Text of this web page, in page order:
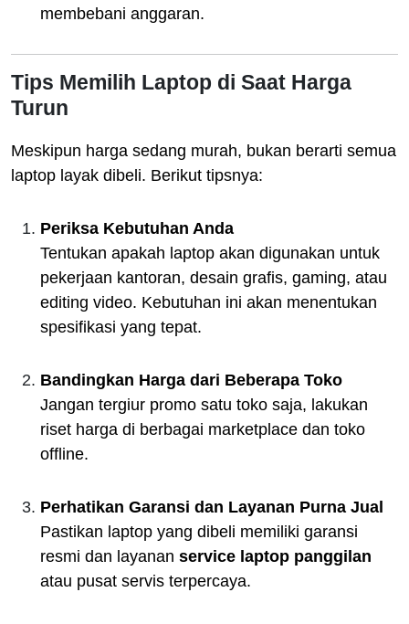
membebani anggaran.
Tips Memilih Laptop di Saat Harga
Turun
Meskipun harga sedang murah, bukan berarti semua
laptop layak dibeli. Berikut tipsnya:
Periksa Kebutuhan Anda
Tentukan apakah laptop akan digunakan untuk
pekerjaan kantoran, desain grafis, gaming, atau
editing video. Kebutuhan ini akan menentukan
spesifikasi yang tepat.
Bandingkan Harga dari Beberapa Toko
Jangan tergiur promo satu toko saja, lakukan
riset harga di berbagai marketplace dan toko
offline.
Perhatikan Garansi dan Layanan Purna Jual
Pastikan laptop yang dibeli memiliki garansi
resmi dan layanan service laptop panggilan
atau pusat servis terpercaya.